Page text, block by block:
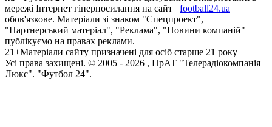
мережі Інтернет гіперпосилання на сайт
football24.ua
обов'язкове. Матеріали зі знаком "Спецпроект",
"Партнерський матеріал", "Реклама", "Новини компаній"
публікуємо на правах реклами.
21+Матеріали сайту призначені для осіб старше 21 року
Усi права захищенi. © 2005 - 2026 , ПрАТ "Телерадіокомпанія
Люкс". "Футбол 24".